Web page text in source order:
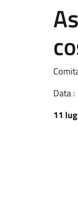
Data :
11